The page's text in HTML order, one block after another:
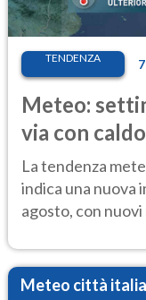
TENDENZA
Meteo:
via con
temporale
La tendenza
indica una nuova
agosto, con
Meteo città